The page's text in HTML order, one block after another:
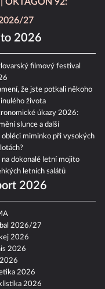
OKTAGON 92:
27
2026
filmový festival
že jste potkali někoho
života
úkazy 2026:
slunce a další
obléci miminko při vysokých
na dokonalé letní mojito
letních salátů
2026
2026/27
2026
2026
2026
2026